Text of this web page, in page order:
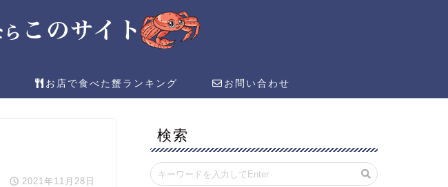
お店で食べた蟹ランキング お問い合わせ
2021年11月28日
検索